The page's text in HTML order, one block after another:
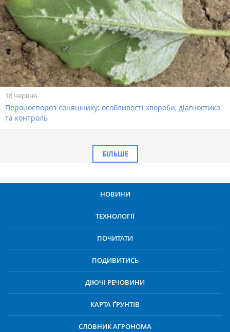
18 червня
Пероноспороз соняшнику: особливості хвороби, діагностика
та контроль
БІЛЬШЕ
НОВИНИ
ТЕХНОЛОГІЇ
ПОЧИТАТИ
ПОДИВИТИСЬ
ДІЮЧІ РЕЧОВИНИ
КАРТА ҐРУНТІВ
СЛОВНИК АГРОНОМА